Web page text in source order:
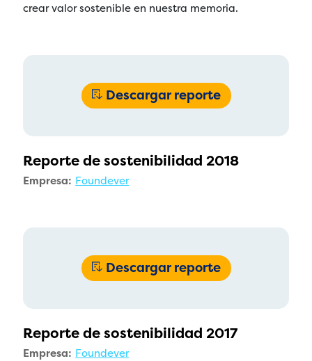
crear valor sostenible en nuestra memoria.
Descargar reporte
Reporte de sostenibilidad 2018
Empresa: Foundever
Descargar reporte
Reporte de sostenibilidad 2017
Empresa: Foundever